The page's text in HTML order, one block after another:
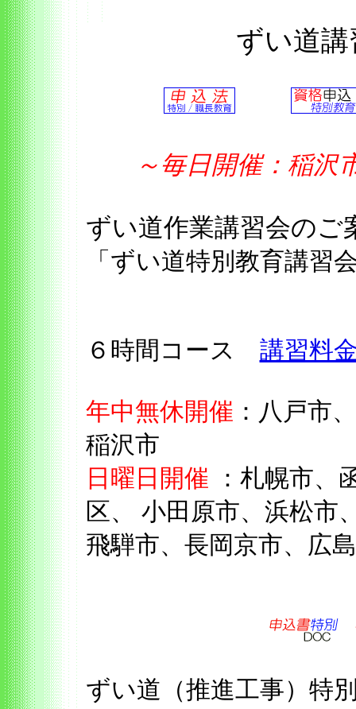
ずい道
～毎日開催：稲
ずい道作業講習会の
「ずい道特別教育講習
６時間コース 講習料
年中無休開催 ：八戸市
稲沢市
日曜日開催 ：札幌市、
区、 小田原市、浜松市
飛騨市、長岡京市、広
ずい道（推進工事）特